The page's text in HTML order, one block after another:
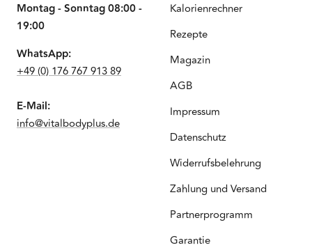
Montag - Sonntag 08:00 -
19:00
WhatsApp:
+49 (0) 176 767 913 89
E-Mail:
info@vitalbodyplus.de
Kalorienrechner
Rezepte
Magazin
AGB
Impressum
Datenschutz
Widerrufsbelehrung
Zahlung und Versand
Partnerprogramm
Garantie